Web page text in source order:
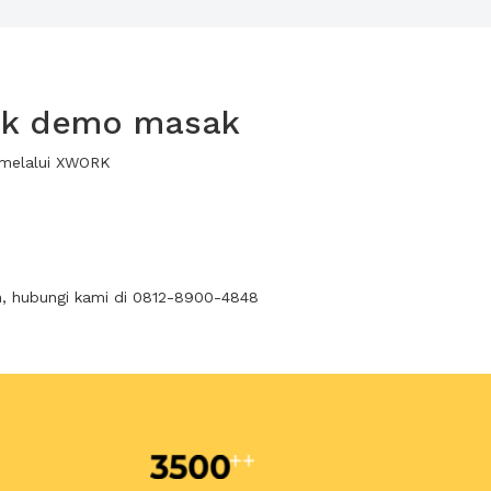
demo masak
XWORK
hubungi kami di 0812-8900-4848